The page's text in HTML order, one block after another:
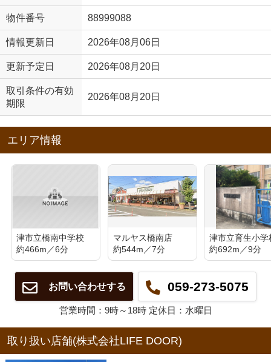
物件番号 88999088
情報更新日 2026年08月06日
更新予定日 2026年08月20日
取引条件の有効
期限
2026年08月20日
エリア情報
津市立橋南中学校
約466m／6分
マルヤス橋南店
約544m／7分
津市立育生小学
約692m／9分
お問い合わせする 059-273-5075
営業時間：9時～18時 定休日：水曜日
取り扱い店舗(株式会社LIFE DOOR)